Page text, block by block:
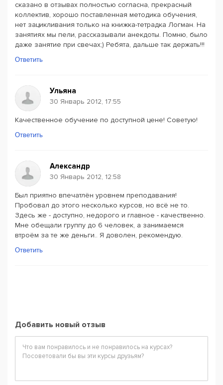
сказано в отзывах полностью согласна, прекрасный
коллектив, хорошо поставленная методика обучения,
нет зацикливания только на книжка-тетрадка Логман. На
занятиях мы пели, рассказывали анекдоты. Помню, было
даже занятие при свечах;) Ребята, дальше так держать!!!
Ответить
Ульяна
30 Январь 2012, 17:55
Качественное обучение по доступной цене! Советую!
Ответить
Александр
30 Январь 2012, 12:58
Был приятно впечатлён уровнем преподавания!
Пробовал до этого несколько курсов, но всё не то.
Здесь же - доступно, недорого и главное - качественно.
Мне обещали группу до 6 человек, а занимаемся
втроём за те же деньги.. Я доволен, рекомендую.
Ответить
Добавить новый отзыв